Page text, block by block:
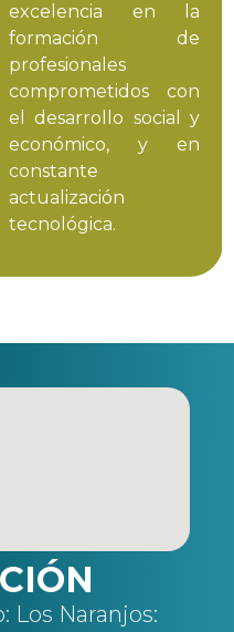
excelencia en la
formación de
profesionales
comprometidos con
el desarrollo social y
económico, y en
constante
actualización
tecnológica.
Los Naranjos: